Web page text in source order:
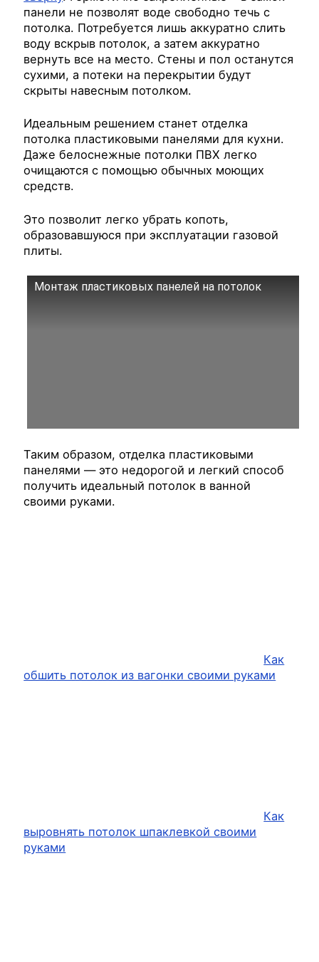
панели не позволят воде свободно течь с
потолка. Потребуется лишь аккуратно слить
воду вскрыв потолок, а затем аккуратно
вернуть все на место. Стены и пол останутся
сухими, а потеки на перекрытии будут
скрыты навесным потолком.
Идеальным решением станет отделка
потолка пластиковыми панелями для кухни.
Даже белоснежные потолки ПВХ легко
очищаются с помощью обычных моющих
средств.
Это позволит легко убрать копоть,
образовавшуюся при эксплуатации газовой
плиты.
Монтаж пластиковых панелей на потолок
Таким образом, отделка пластиковыми
панелями — это недорогой и легкий способ
получить идеальный потолок в ванной
своими руками.
Как
обшить потолок из вагонки своими руками
Как
выровнять потолок шпаклевкой своими
руками